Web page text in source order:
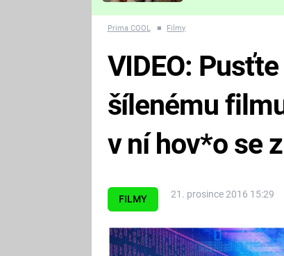
nejvíc zvednou tep?
Prima COOL ■ Filmy
FILMY 21. prosince 2016 15:29
VIDEO:
šílenému
v ní hov*o se